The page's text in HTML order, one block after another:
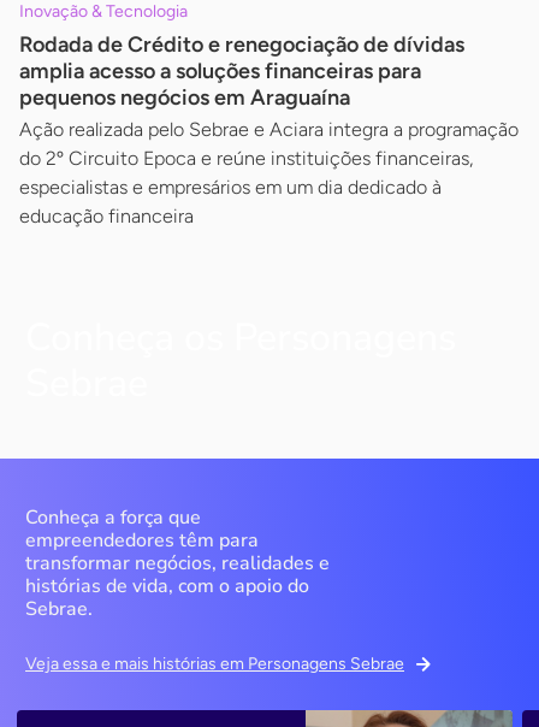
Inovação & Tecnologia
Rodada de Crédito e renegociação de dívidas
amplia acesso a soluções financeiras para
pequenos negócios em Araguaína
Ação realizada pelo Sebrae e Aciara integra a programação
do 2º Circuito Epoca e reúne instituições financeiras,
especialistas e empresários em um dia dedicado à
educação financeira
Conheça a força que
empreendedores têm para
transformar negócios, realidades e
histórias de vida, com o apoio do
Sebrae.
Veja essa e mais histórias em Personagens Sebrae